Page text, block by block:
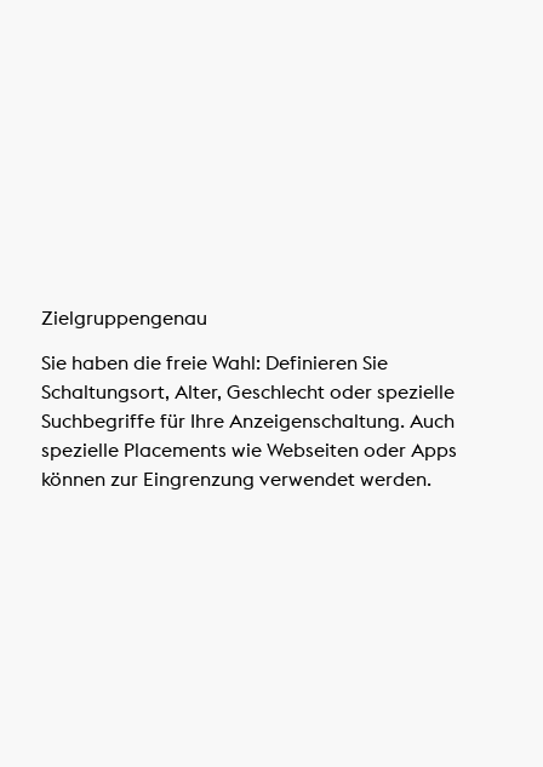
Zielgruppengenau
Sie haben die freie Wahl: Definieren Sie
Schaltungsort, Alter, Geschlecht oder spezielle
Suchbegriffe für Ihre Anzeigenschaltung. Auch
spezielle Placements wie Webseiten oder Apps
können zur Eingrenzung verwendet werden.